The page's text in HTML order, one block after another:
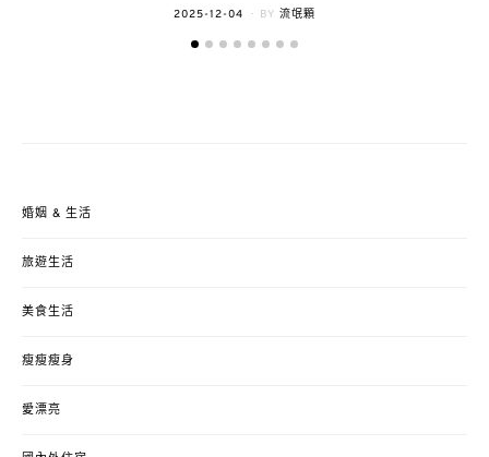
POSTED
2025-12-04 BY 流氓顆
婚姻 & 生活
旅遊生活
美食生活
瘦瘦瘦身
愛漂亮